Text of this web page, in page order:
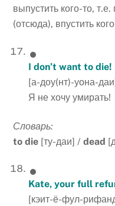
выпустить кого-то,
(отсюда), впустить
I don’t want to die!
[а-доу(нт)-уона-
Я не хочу умирать!
Словарь:
to die [ту-даи] /dead
Kate, your full
[кэит-ё-фул-